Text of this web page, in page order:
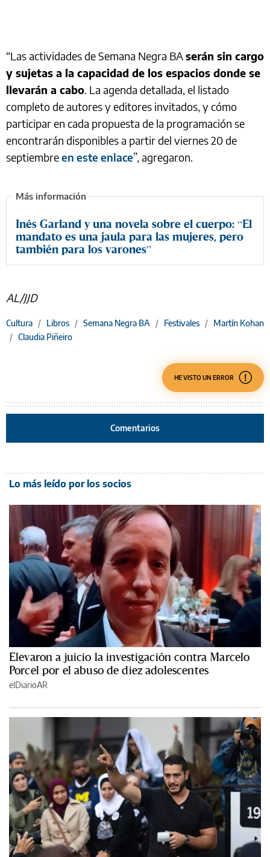
“Las actividades de Semana Negra BAserán sin cargo
y sujetas a la capacidad de los espacios donde se
llevarán a cabo. La agenda detallada, el listado
completo de autores y editores invitados, y cómo
participar en cada propuesta de la programación se
encontrarán disponibles a partir del viernes 20 de
septiembreen este enlace”, agregaron.
Inés Garland y una novela sobre el cuerpo: “El
mandato es una jaula para las mujeres, pero
también para los varones”
AL/JJD
Cultura / Libros / Semana Negra BA / Festivales / Martín Kohan
/ Claudia Piñeiro
HE VISTO UN ERROR
Comentarios
Lo más leído por los socios
Elevaron a juicio la investigación contra Marcelo
Porcel por el abuso de diez adolescentes
elDiarioAR